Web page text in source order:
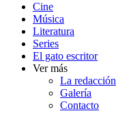
Cine
Música
Literatura
Series
El gato escritor
Ver más
La redacción
Galería
Contacto